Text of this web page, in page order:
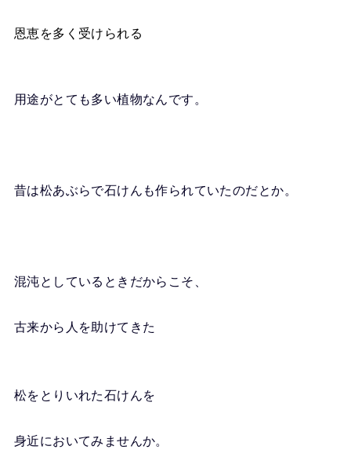
恩恵を多く受けられる
用途がとても多い植物なんです。
昔は松あぶらで石けんも作られていたのだとか。
混沌としているときだからこそ、
古来から人を助けてきた
松をとりいれた石けんを
身近においてみませんか。